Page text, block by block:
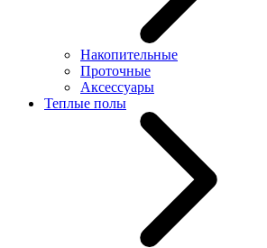
Накопительные
Проточные
Аксессуары
Теплые полы